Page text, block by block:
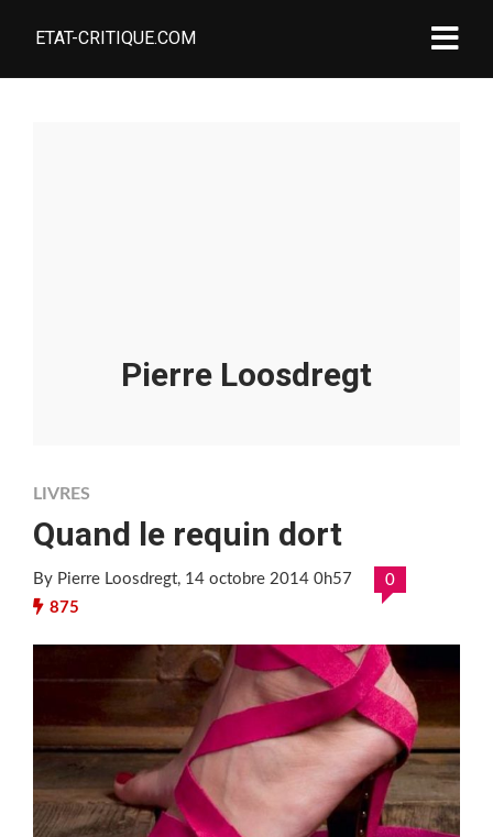
ETAT-CRITIQUE.COM
Pierre Loosdregt
LIVRES
Quand le requin dort
By Pierre Loosdregt, 14 octobre 2014 0h57
0
875